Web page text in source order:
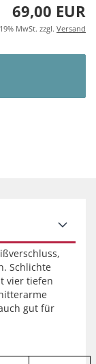
69,00 EUR
MwSt. zzgl. Versand
Schlichte
vier tiefen
gut für